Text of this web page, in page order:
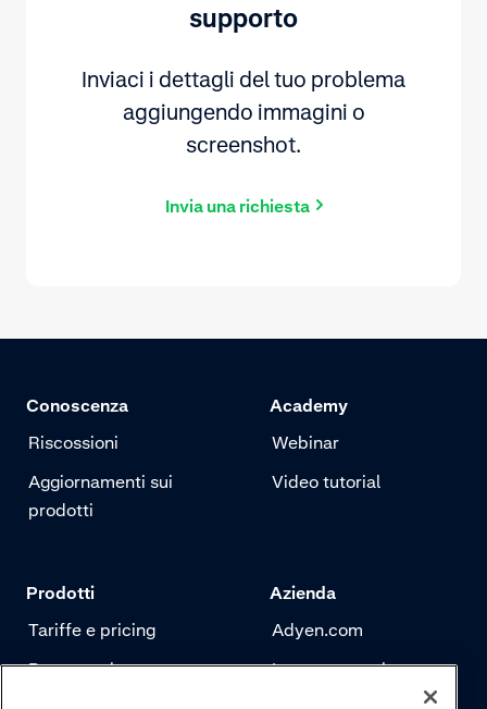
supporto
Inviaci i dettagli del tuo problema
aggiungendo immagini o
screenshot.
Invia una richiesta
Conoscenza
Riscossioni
Aggiornamenti sui
prodotti
Academy
Webinar
Video tutorial
Prodotti
Tariffe e pricing
Pagamenti
Azienda
Adyen.com
La nostra storia